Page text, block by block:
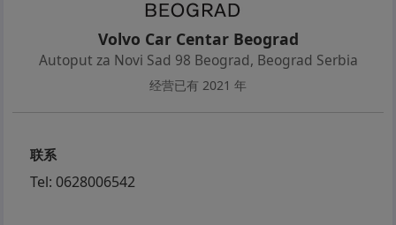
Volvo Car Centar Beograd
Autoput za Novi Sad 98 Beograd, Beograd Serbia
经营已有 2021 年
联系
Tel: 0628006542